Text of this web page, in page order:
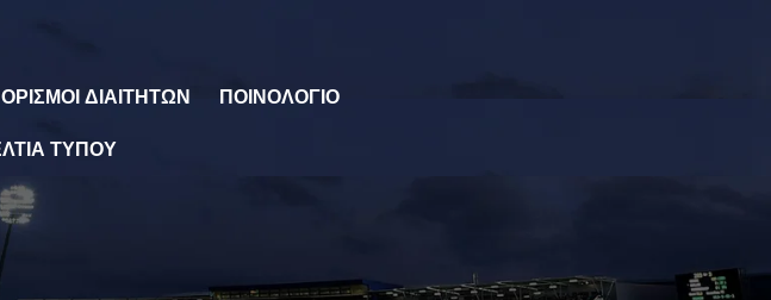
ΟΡΙΣΜΟΙ ΔΙΑΙΤΗΤΩΝ ΠΟΙΝΟΛΟΓΙΟ
ΤΥΠΟΥ